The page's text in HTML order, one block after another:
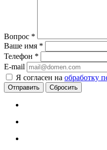
Вопрос *
Ваше имя *
Телефон *
E-mail
Я согласен на обработку
Сбросить